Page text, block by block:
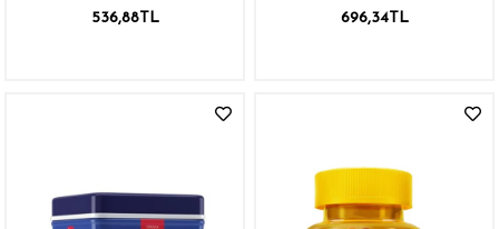
KARAMÜRVER C
536,88TL
ŞURUBU
696,34TL